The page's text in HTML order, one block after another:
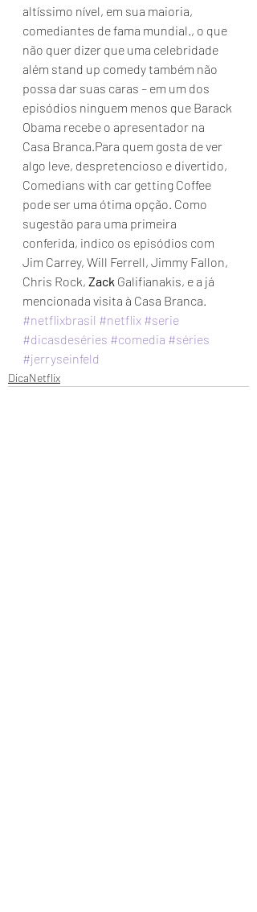
altíssimo nível, em sua maioria,
comediantes de fama mundial., o que
não quer dizer que uma celebridade
além stand up comedy também não
possa dar suas caras – em um dos
episódios ninguem menos que Barack
Obama recebe o apresentador na
Casa Branca.Para quem gosta de ver
algo leve, despretencioso e divertido,
Comedians with car getting Coffee
pode ser uma ótima opção. Como
sugestão para uma primeira
conferida, indico os episódios com
Jim Carrey, Will Ferrell, Jimmy Fallon,
Chris Rock, Zack Galifianakis, e a já
mencionada visita à Casa Branca.
#netflixbrasil #netflix #serie
#dicasdeséries #comedia #séries
#jerryseinfeld
DicaNetflix